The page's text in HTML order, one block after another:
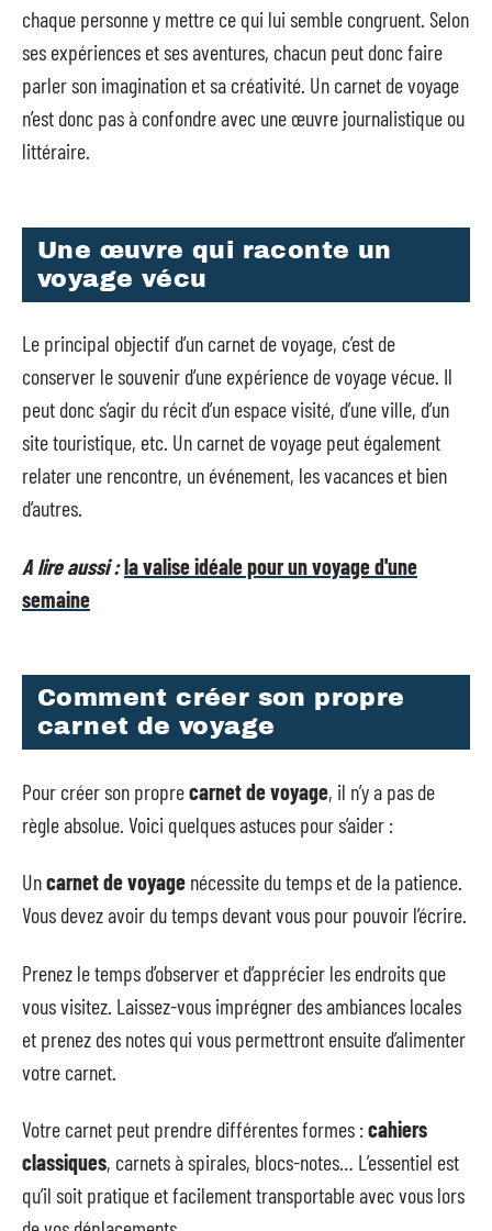
chaque personne y mettre ce qui lui semble congruent. Selon
ses expériences et ses aventures, chacun peut donc faire
parler son imagination et sa créativité. Un carnet de voyage
n’est donc pas à confondre avec une œuvre journalistique ou
littéraire.
Une œuvre qui raconte un
voyage vécu
Le principal objectif d’un carnet de voyage, c’est de
conserver le souvenir d’une expérience de voyage vécue. Il
peut donc s’agir du récit d’un espace visité, d’une ville, d’un
site touristique, etc. Un carnet de voyage peut également
relater une rencontre, un événement, les vacances et bien
d’autres.
A lire aussi :la valise idéale pour un voyage d'une
semaine
Comment créer son propre
carnet de voyage
Pour créer son proprecarnet de voyage, il n’y a pas de
règle absolue. Voici quelques astuces pour s’aider :
Uncarnet de voyage nécessite du temps et de la patience.
Vous devez avoir du temps devant vous pour pouvoir l’écrire.
Prenez le temps d’observer et d’apprécier les endroits que
vous visitez. Laissez-vous imprégner des ambiances locales
et prenez des notes qui vous permettront ensuite d’alimenter
votre carnet.
Votre carnet peut prendre différentes formes :cahiers
classiques, carnets à spirales, blocs-notes… L’essentiel est
qu’il soit pratique et facilement transportable avec vous lors